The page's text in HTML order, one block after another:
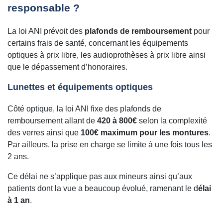
responsable ?
La loi ANI prévoit des plafonds de remboursement pour
certains frais de santé, concernant les équipements
optiques à prix libre, les audioprothèses à prix libre ainsi
que le dépassement d’honoraires.
Lunettes et équipements optiques
Côté optique, la loi ANI fixe des plafonds de
remboursement allant de 420 à 800€ selon la complexité
des verres ainsi que 100€ maximum pour les montures.
Par ailleurs, la prise en charge se limite à une fois tous les
2 ans.
Ce délai ne s’applique pas aux mineurs ainsi qu’aux
patients dont la vue a beaucoup évolué, ramenant le délai
à 1 an.